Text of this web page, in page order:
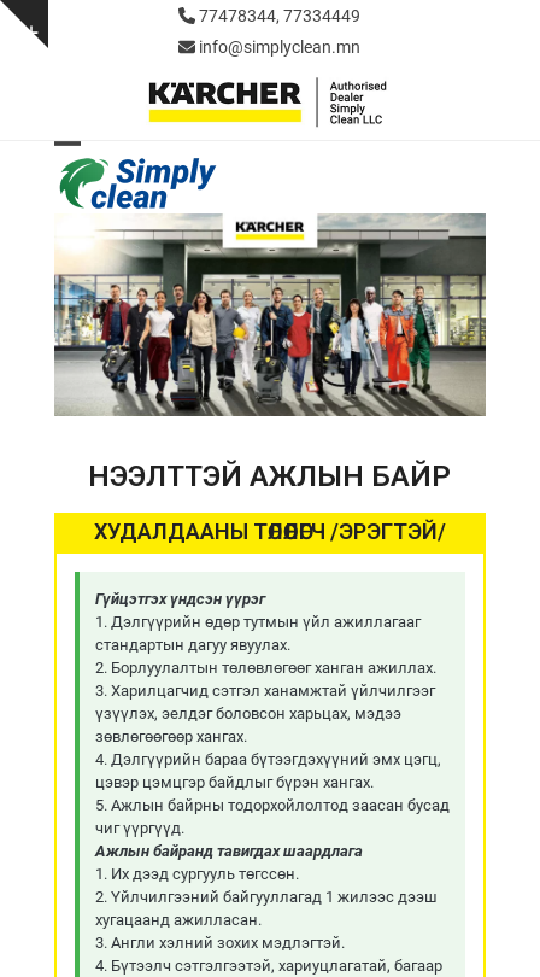
Skip
Show
77478344, 77334449
info@simplyclean.mn
Open
mobile
menu
Close
mobile
menu
НЭЭЛТТЭЙ АЖЛЫН БАЙР
ХУДАЛДААНЫ ТӨЛӨӨЛӨГЧ /ЭРЭГТЭЙ/
Гүйцэтгэх үндсэн үүрэг
1. Дэлгүүрийн өдөр тутмын үйл ажиллагааг
стандартын дагуу явуулах.
2. Борлуулалтын төлөвлөгөөг ханган ажиллах.
3. Харилцагчид сэтгэл ханамжтай үйлчилгээг
үзүүлэх, эелдэг боловсон харьцах, мэдээ
зөвлөгөөгөөр хангах.
4. Дэлгүүрийн бараа бүтээгдэхүүний эмх цэгц,
цэвэр цэмцгэр байдлыг бүрэн хангах.
5. Ажлын байрны тодорхойлолтод заасан бусад
чиг үүргүүд.
Ажлын байранд тавигдах шаардлага
1. Их дээд сургууль төгссөн.
2. Үйлчилгээний байгууллагад 1 жилээс дээш
хугацаанд ажилласан.
3. Англи хэлний зохих мэдлэгтэй.
4. Бүтээлч сэтгэлгээтэй, хариуцлагатай, багаар